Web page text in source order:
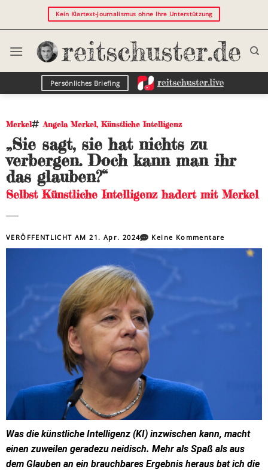
Kein Klartext-Journalismus ohne Ihre Unterstützung
Persönliches Briefing
Merkel Angela Merkel, Künstliche Intelligenz
„Sie sagt, sie hat nichts zu
verbergen. Doch kann man ihr
das glauben?“
Selbst Künstliche Intelligenz hadert mit Merkel
VERÖFFENTLICHT AM21. Apr. 2024 Keine Kommentare
Was die künstliche Intelligenz (KI) inzwischen kann, macht
einen zuweilen geradezu neidisch. Mehr als Spaß als aus
dem Glauben an ein brauchbares Ergebnis heraus bat ich die